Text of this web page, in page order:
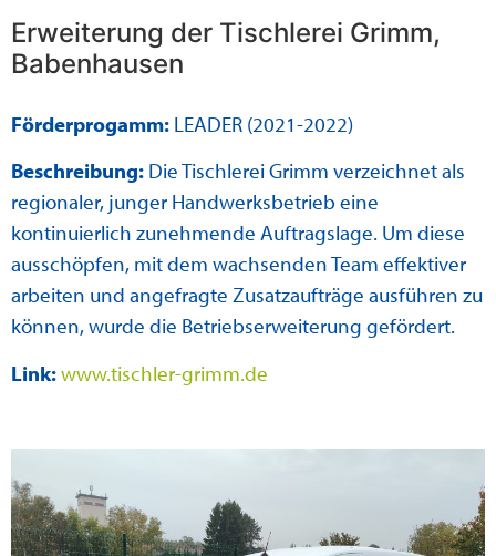
Erweiterung der Tischlerei Grimm,
Babenhausen
Förderprogamm: LEADER (2021-2022)
Beschreibung: Die Tischlerei Grimm verzeichnet als
regionaler, junger Handwerksbetrieb eine
kontinuierlich zunehmende Auftragslage. Um diese
ausschöpfen, mit dem wachsenden Team effektiver
arbeiten und angefragte Zusatzaufträge ausführen zu
können, wurde die Betriebserweiterung gefördert.
Link:www.tischler-grimm.de